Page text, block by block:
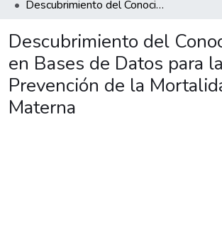
Descubrimiento del Conocimiento en Bases de Datos para la Prevención de la Mortalidad Materna
Descubrimiento del
en Bases de Datos para la
Prevención de la
Materna